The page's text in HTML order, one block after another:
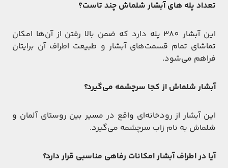
تعداد پله های آبشار شلماش چند تاست؟
این آبشار 380 پله دارد که ضمن بالا رفتن از آن‌ها امکان
تماشای تمام قسمت‌های آبشار و طبیعت اطراف آن برایتان
فراهم می‌شود.
آبشار شلماش از کجا سرچشمه می‌گیرد؟
این آبشار از رودخانه‌ای واقع در مسیر بین روستای آلمان و
شلماش به نام زاب سرچشمه می‌گیرد.
آیا در اطراف آبشار امکانات رفاهی مناسبی قرار دارد؟